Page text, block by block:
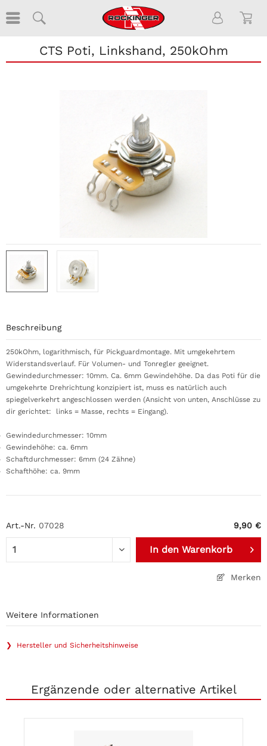
CTS Poti, Linkshand, 250kOhm
Art.-Nr. 07028 9,90 €
In den Warenkorb
Merken
Beschreibung
250kOhm, logarithmisch, für Pickguardmontage. Mit umgekehrtem
Widerstandsverlauf. Für Volumen- und Tonregler geeignet.
Gewindedurchmesser: 10mm. Ca. 6mm Gewindehöhe. Da das Poti für die
umgekehrte Drehrichtung konzipiert ist, muss es natürlich auch
spiegelverkehrt angeschlossen werden (Ansicht von unten, Anschlüsse zu
dir gerichtet: links = Masse, rechts = Eingang).
Gewindedurchmesser: 10mm
Gewindehöhe: ca. 6mm
Schaftdurchmesser: 6mm (24 Zähne)
Schafthöhe: ca. 9mm
Weitere Informationen
❯ Hersteller und Sicherheitshinweise
Ergänzende oder alternative Artikel